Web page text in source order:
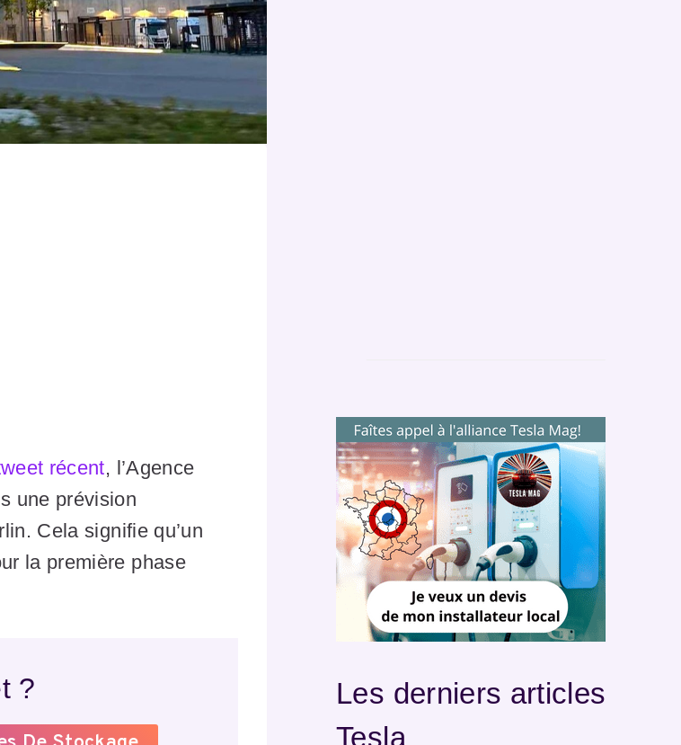
récent, l’Agence
une prévision
Cela signifie qu’un
la première phase
?
Les derniers articles
Tesla